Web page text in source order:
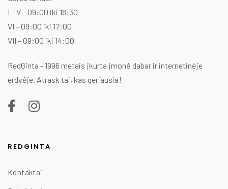
I – V – 09:00 iki 18:30
VI – 09:00 iki 17:00
VII – 09:00 iki 14:00
RedGinta - 1996 metais įkurta įmonė dabar ir internetinėje
erdvėje. Atrask tai, kas geriausia!
REDGINTA
Kontaktai